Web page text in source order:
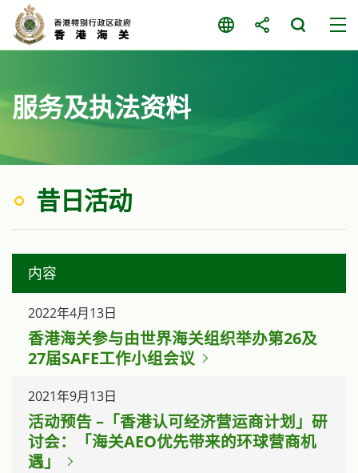
主
服务及执法资料
昔日活动
内容
2022年4月13日
香港海关参与由世界海关组织举办第26及
27届SAFE工作小组会议
2021年9月13日
活动预告 –「香港认可经济营运商计划」研
讨会：「海关AEO优先带来的环球营商机
遇」